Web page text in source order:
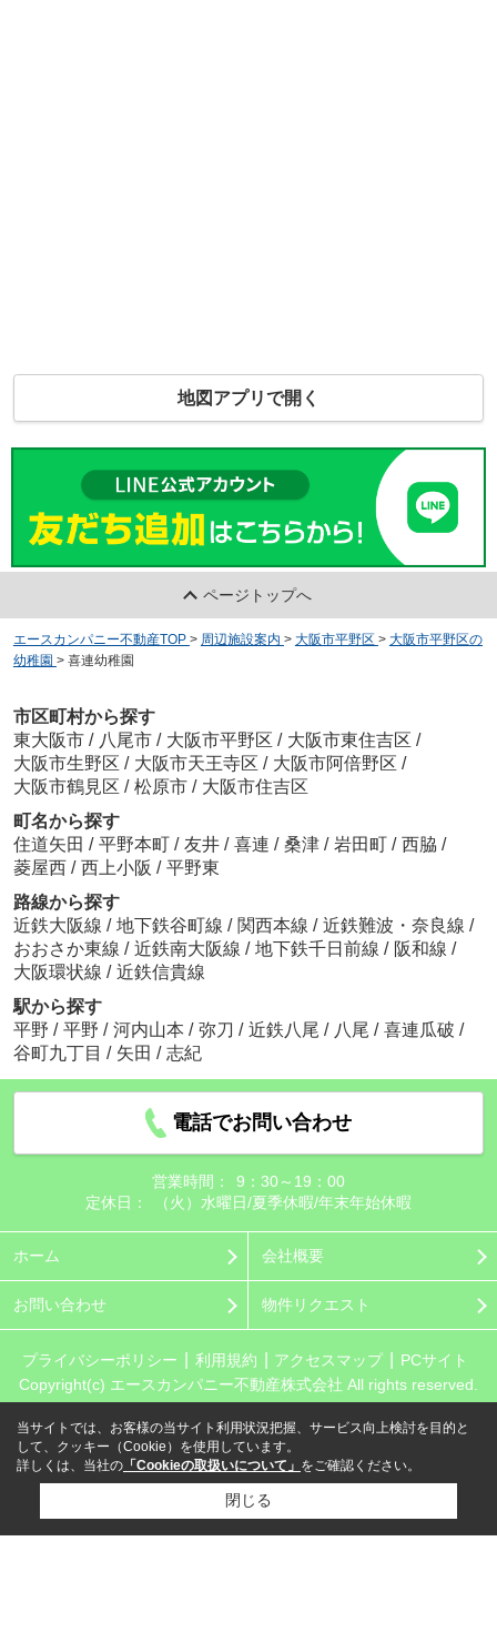
地図アプリで開く
ページトップへ
エースカンパニー不動産TOP > 周辺施設案内 > 大阪市平野区 > 大阪市平野区の
幼稚園 > 喜連幼稚園
市区町村から探す
東大阪市 / 八尾市 / 大阪市平野区 / 大阪市東住吉区 /
大阪市生野区 / 大阪市天王寺区 / 大阪市阿倍野区 /
大阪市鶴見区 / 松原市 / 大阪市住吉区
町名から探す
住道矢田 / 平野本町 / 友井 / 喜連 / 桑津 / 岩田町 / 西脇 /
菱屋西 / 西上小阪 / 平野東
路線から探す
近鉄大阪線 / 地下鉄谷町線 / 関西本線 / 近鉄難波・奈良線 /
おおさか東線 / 近鉄南大阪線 / 地下鉄千日前線 / 阪和線 /
大阪環状線 / 近鉄信貴線
駅から探す
平野 / 平野 / 河内山本 / 弥刀 / 近鉄八尾 / 八尾 / 喜連瓜破 /
谷町九丁目 / 矢田 / 志紀
電話でお問い合わせ
営業時間：
9：30～19：00
定休日：
（火）水曜日/夏季休暇/年末年始休暇
ホーム 会社概要
お問い合わせ 物件リクエスト
プライバシーポリシー 利用規約 アクセスマップ
PCサイト
Copyright(c) エースカンパニー不動産株式会社 All rights reserved.
当サイトでは、お客様の当サイト利用状況把握、サービス向上検討を目的と
して、クッキー（Cookie）を使用しています。
詳しくは、当社の 「Cookieの取扱いについて」 をご確認ください。
閉じる